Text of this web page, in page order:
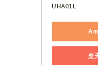
UHA01L
楽